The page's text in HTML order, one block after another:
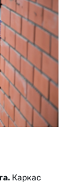
Каркас